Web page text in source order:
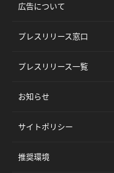
広告について
プレスリリース窓口
プレスリリース一覧
お知らせ
サイトポリシー
推奨環境